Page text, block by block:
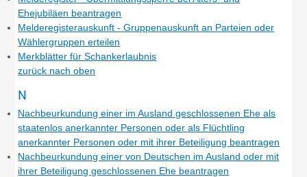
Ehejubiläen beantragen
Melderegisterauskunft - Gruppenauskunft an Parteien oder
Wählergruppen erteilen
Merkblätter für Schankerlaubnis
zurück nach oben
N
Nachbeurkundung einer im Ausland geschlossenen Ehe als
staatenlos anerkannter Personen oder als Flüchtling
anerkannter Personen oder mit ihrer Beteiligung beantragen
Nachbeurkundung einer von Deutschen im Ausland oder mit
ihrer Beteiligung geschlossenen Ehe beantragen